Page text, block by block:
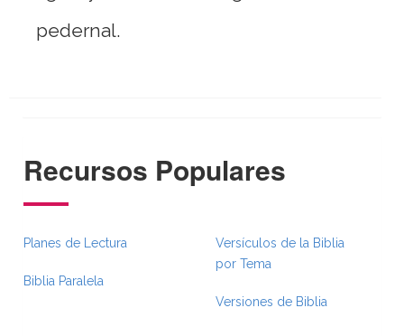
pedernal.
Recursos Populares
Planes de Lectura
Biblia Paralela
Versículos de la Biblia
por Tema
Versiones de Biblia